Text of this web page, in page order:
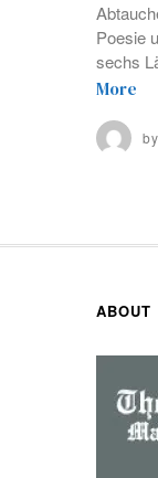
Poesie
sechs
More
by
ABOUT